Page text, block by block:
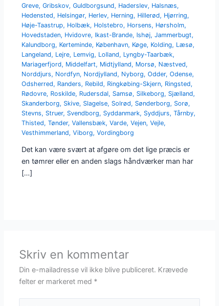
Greve,Gribskov,Guldborgsund, Haderslev, Halsnæs,
Hedensted, Helsingør, Herlev, Herning, Hillerød, Hjørring,
Høje-Taastrup, Holbæk, Holstebro, Horsens, Hørsholm,
Hovedstaden, Hvidovre, Ikast-Brande, Ishøj,Jammerbugt,
Kalundborg, Kerteminde, København, Køge, Kolding, Læsø,
Langeland, Lejre, Lemvig, Lolland, Lyngby-Taarbæk,
Mariagerfjord, Middelfart, Midtjylland, Morsø, Næstved,
Norddjurs, Nordfyn, Nordjylland, Nyborg,Odder,Odense,
Odsherred, Randers, Rebild, Ringkøbing-Skjern, Ringsted,
Rødovre, Roskilde, Rudersdal, Samsø, Silkeborg, Sjælland,
Skanderborg, Skive, Slagelse, Solrød, Sønderborg, Sorø,
Stevns, Struer, Svendborg, Syddanmark, Syddjurs,Tårnby,
Thisted,Tønder,Vallensbæk,Varde,Vejen,Vejle,
Vesthimmerland,Viborg,Vordingborg
Det kan være svært at afgøre om det lige præcis er
en tømrer eller en anden slags håndværker man har
[…]
Skriv en kommentar
Din e-mailadresse vil ikke blive publiceret. Krævede
felter er markeret med *